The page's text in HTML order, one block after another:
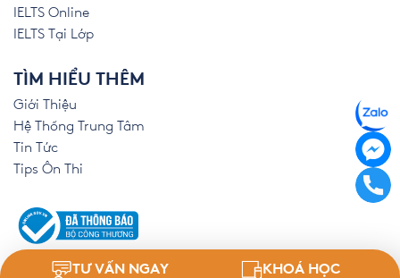
TƯ VẤN NGAY KHOÁ HỌC
IELTS Online
IELTS Tại Lớp
TÌM HIỂU THÊM
Giới Thiệu
Hệ Thống Trung Tâm
Tin Tức
Tips Ôn Thi